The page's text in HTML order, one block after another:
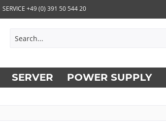
SERVICE +49 (0) 391 50 544 20
SERVER POWER SUPPLY